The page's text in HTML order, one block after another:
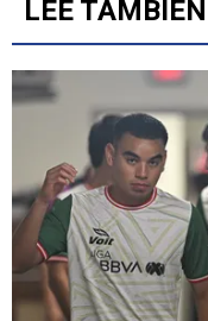
LEE TAMBIÉN